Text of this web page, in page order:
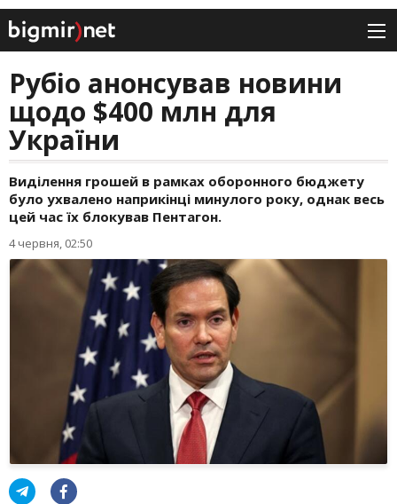
Рубіо анонсував новини
щодо $400 млн для
України
Виділення грошей в рамках оборонного бюджету
було ухвалено наприкінці минулого року, однак весь
цей час їх блокував Пентагон.
4 червня, 02:50